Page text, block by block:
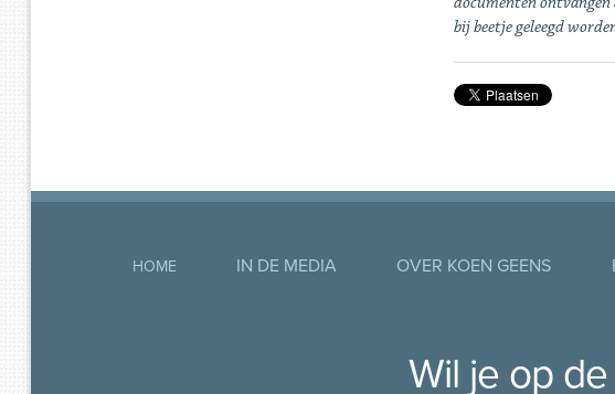
bij beetje geleegd
HOME IN DE MEDIA OVER KOEN GEENS
Wil je op